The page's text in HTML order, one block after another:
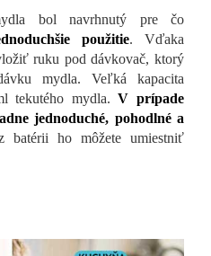
bol navrhnutý pre čo
použitie. Vďaka
ruku pod dávkovač, ktorý
mydla. Veľká kapacita
tekutého mydla.V prípade
jednoduché, pohodlné a
batérii ho môžete umiestniť